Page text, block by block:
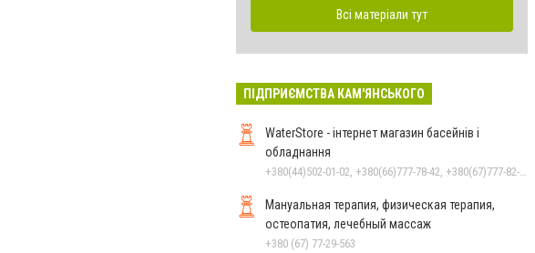
Всі матеріали тут
ПІДПРИЄМСТВА КАМ'ЯНСЬКОГО
WaterStore - інтернет магазин басейнів і
обладнання
Мануальная терапия, физическая терапия,
остеопатия, лечебный массаж
+380 (67) 77-29-563